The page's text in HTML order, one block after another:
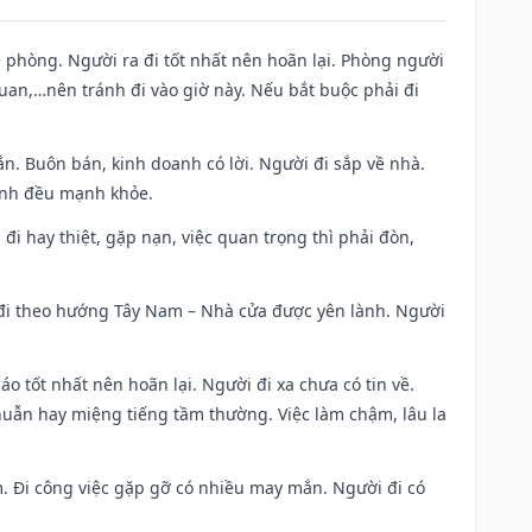
Người ra đi tốt nhất nên hoãn lại. Phòng người
tránh đi vào giờ này. Nếu bắt buộc phải đi
Buôn bán, kinh doanh có lời. Người đi sắp về nhà.
đều mạnh khỏe.
hay thiệt, gặp nạn, việc quan trọng thì phải đòn,
hướng Tây Nam – Nhà cửa được yên lành. Người
tốt nhất nên hoãn lại. Người đi xa chưa có tin về.
hay miệng tiếng tầm thường. Việc làm chậm, lâu la
công việc gặp gỡ có nhiều may mắn. Người đi có